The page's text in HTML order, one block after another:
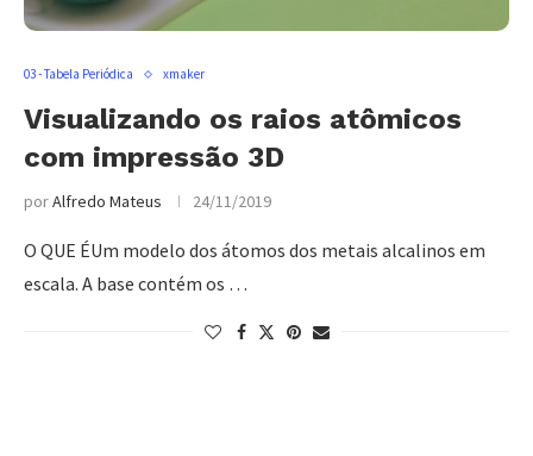
03 - Tabela Periódica xmaker
Visualizando os raios atômicos
com impressão 3D
porAlfredo Mateus 24/11/2019
O QUE ÉUm modelo dos átomos dos metais alcalinos em
escala. A base contém os …